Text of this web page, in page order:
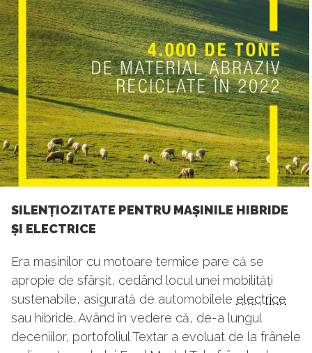
SILENȚIOZITATE PENTRU MAȘINILE HIBRIDE
ȘI ELECTRICE
Era mașinilor cu motoare termice pare că se
apropie de sfârșit, cedând locul unei mobilități
sustenabile, asigurată de automobilele electrice
sau hibride. Având în vedere că, de-a lungul
deceniilor, portofoliul Textar a evoluat de la frânele